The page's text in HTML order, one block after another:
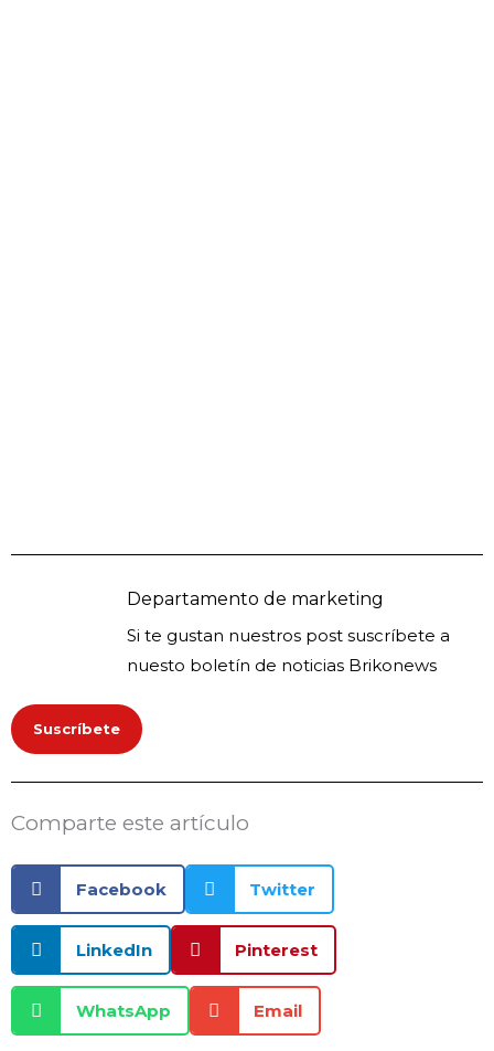
Departamento de marketing
Si te gustan nuestros post suscríbete a
nuesto boletín de noticias Brikonews
Suscríbete
Comparte este artículo
Facebook Twitter
LinkedIn Pinterest
WhatsApp Email